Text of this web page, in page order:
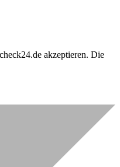
akzeptieren. Die